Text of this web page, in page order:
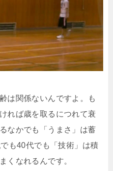
は関係ないんですよ。も
れば歳を取るにつれて衰
なかでも「うまさ」は蓄
も40代でも「技術」は積
くなれるんです。